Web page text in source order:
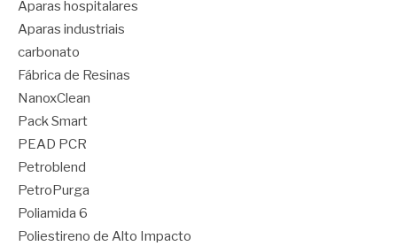
Aparas hospitalares
Aparas industriais
carbonato
Fábrica de Resinas
NanoxClean
Pack Smart
PEAD PCR
Petroblend
PetroPurga
Poliamida 6
Poliestireno de Alto Impacto